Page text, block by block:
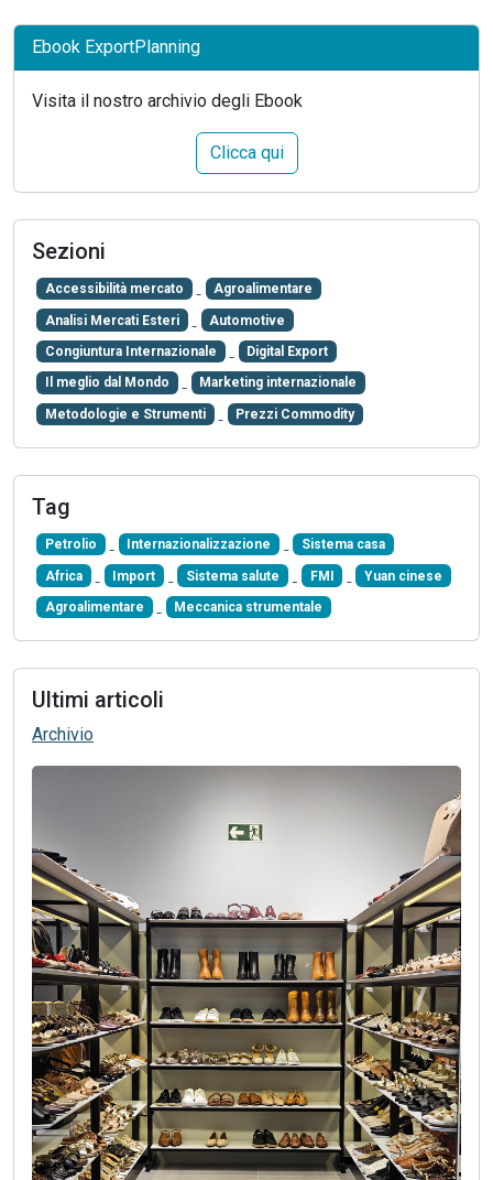
Ebook ExportPlanning
Visita il nostro archivio degli Ebook
Clicca qui
Sezioni
Accessibilità mercato Agroalimentare
Analisi Mercati Esteri Automotive
Congiuntura Internazionale Digital Export
Il meglio dal Mondo Marketing internazionale
Metodologie e Strumenti Prezzi Commodity
Tag
Petrolio Internazionalizzazione Sistema casa
Africa Import Sistema salute FMI Yuan cinese
Agroalimentare Meccanica strumentale
Ultimi articoli
Archivio